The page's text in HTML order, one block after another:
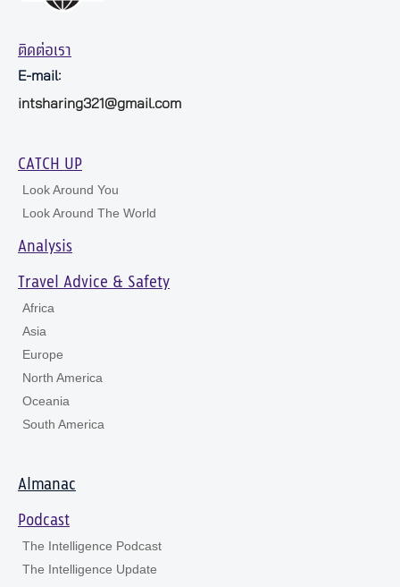
ติดต่อเรา
E-mail:
intsharing321@gmail.com
CATCH UP
Look Around You
Look Around The World
Analysis
Travel Advice & Safety
Africa
Asia
Europe
North America
Oceania
South America
Almanac
Podcast
The Intelligence Podcast
The Intelligence Update